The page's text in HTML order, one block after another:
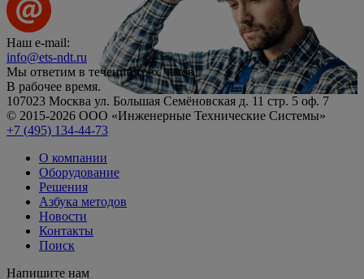
Наш e-mail:
info@ets-ndt.ru
Мы ответим в течениетрёх часов!
В рабочее время.
107023 Москва ул. Большая Семёновская д. 11 стр. 5 оф. 7
© 2015-2026 ООО «Инженерные Технические Системы»
+7 (495) 134-44-73
О компании
Оборудование
Решения
Азбука методов
Новости
Контакты
Поиск
Напишите нам